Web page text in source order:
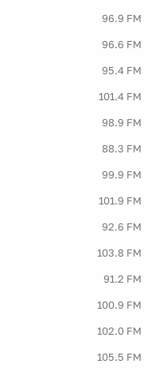
96.9 FM
96.6 FM
95.4 FM
101.4 FM
98.9 FM
88.3 FM
99.9 FM
101.9 FM
92.6 FM
103.8 FM
91.2 FM
100.9 FM
102.0 FM
105.5 FM